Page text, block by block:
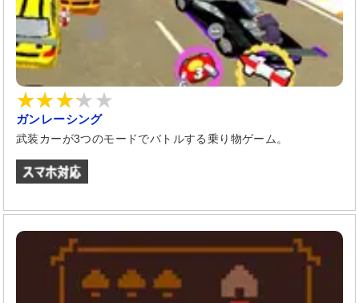
ガンレーシング
武装カーが3つのモードでバトルする乗り物ゲーム。